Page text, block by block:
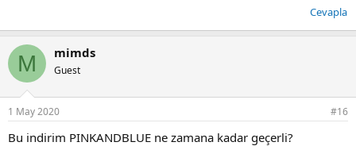
Cevapla
M mimds
Guest
1 May 2020 #16
Bu indirim PINKANDBLUE ne zamana kadar geçerli?